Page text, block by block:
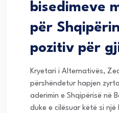
bisedimeve
për
pozitiv për
Kryetari i Alternativës,
përshëndetur hapjen
aderimin e Shqipërisë në
duke e cilësuar këtë si